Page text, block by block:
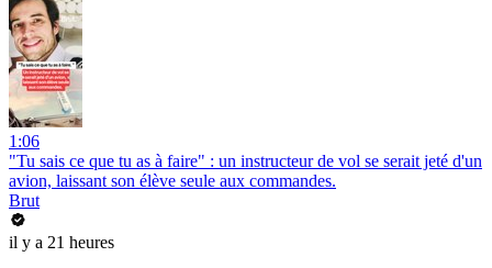
1:06
"Tu sais ce que tu as à faire" : un instructeur de vol se serait jeté d'un
avion, laissant son élève seule aux commandes.
Brut
il y a 21 heures